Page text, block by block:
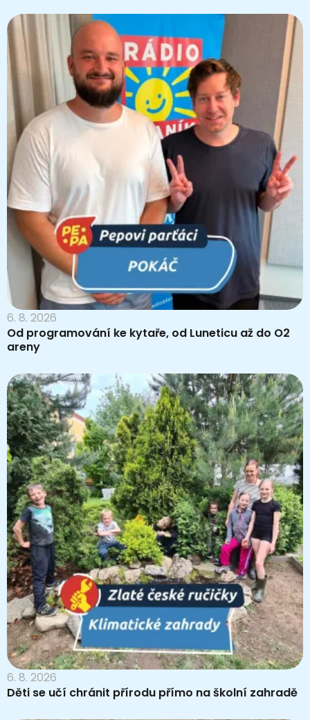
6. 8. 2026
Od programování ke kytaře, od Luneticu až do O2
areny
6. 8. 2026
Děti se učí chránit přírodu přímo na školní zahradě